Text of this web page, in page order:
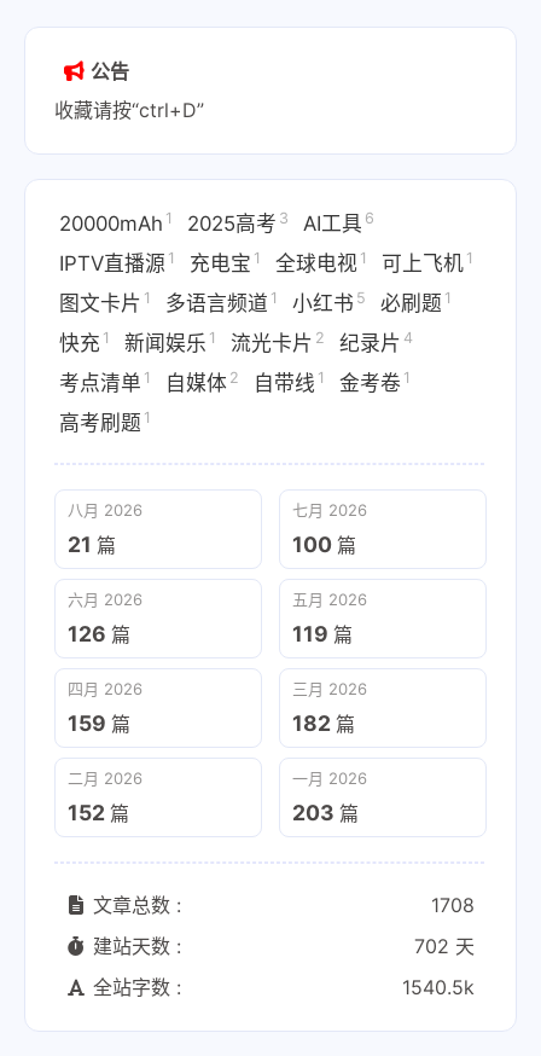
公告
收藏请按“ctrl+D”
20000mAh 1 2025高考 3 AI工具 6
IPTV直播源 1 充电宝 1 全球电视 1 可上飞机 1
图文卡片 1 多语言频道 1 小红书 5 必刷题 1
快充 1 新闻娱乐 1 流光卡片 2 纪录片 4
考点清单 1 自媒体 2 自带线 1 金考卷 1
高考刷题 1
八月 2026
21 篇
七月 2026
100 篇
六月 2026
126 篇
五月 2026
119 篇
四月 2026
159 篇
三月 2026
182 篇
二月 2026
152 篇
一月 2026
203 篇
文章总数 :
1708
建站天数 :
702 天
全站字数 :
1540.5k